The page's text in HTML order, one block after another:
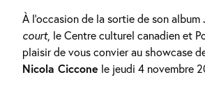
À l’occasion de la sortie de son album
court, le Centre culturel canadien et
plaisir de vous convier au showcase
Nicola Ciccone le jeudi 4 novembre